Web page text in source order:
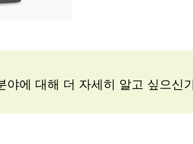
야에 대해 더 자세히 알고 싶으신